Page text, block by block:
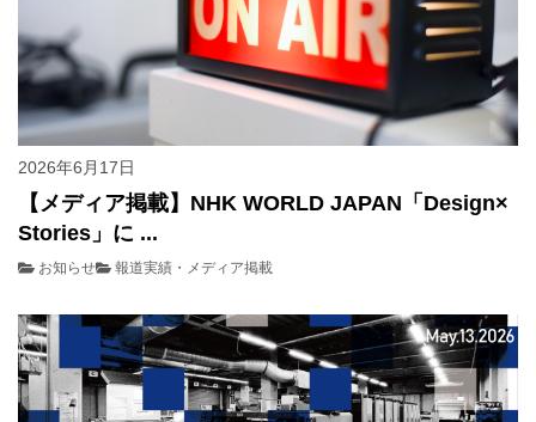
2026年6月17日
【メディア掲載】NHK WORLD JAPAN「Design×
Stories」に ...
お知らせ 報道実績・メディア掲載